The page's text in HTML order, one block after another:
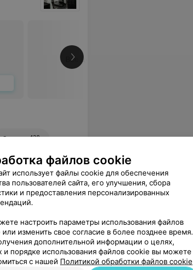
Все цены
Отзывы428
которые там работают. Еще
файлов cookie
использует файлы cookie для обеспечения
пользователей сайта, его улучшения, сбора
и предоставления персонализированных
настроить параметры использования файлов
изменить свое согласие в более позднее время.
дополнительной информации о целях,
и порядке использования файлов cookie вы можете
с нашей Политикой обработки файлов cookie